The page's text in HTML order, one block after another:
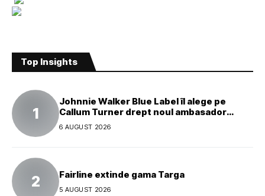
Top Insights
Johnnie Walker Blue Label îl alege pe
Callum Turner drept noul ambasador
global al mărcii
6 AUGUST 2026
Fairline extinde gama Targa
5 AUGUST 2026